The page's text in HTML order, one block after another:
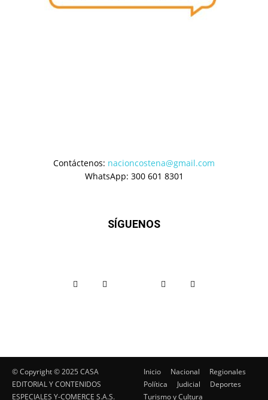
Contáctenos: nacioncostena@gmail.com
WhatsApp: 300 601 8301
SÍGUENOS
© Copyright ©️ 2025 CASA
EDITORIAL Y CONTENIDOS
ESPECIALES Y-COMERCE S.A.S.
Inicio Nacional
Regionales
Política
Judicial
Deportes
Turismo y Cultura